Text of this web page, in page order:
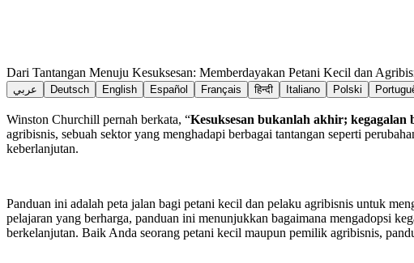
Dari Tantangan Menuju Kesuksesan: Memberdayakan Petani Kecil dan
عربي Deutsch English Español Français हिन्दी Italiano Polski
Winston Churchill pernah berkata, “Kesuksesan bukanlah akhir;
agribisnis, sebuah sektor yang menghadapi berbagai tantangan seperti
keberlanjutan.
Panduan ini adalah peta jalan bagi petani kecil dan pelaku agribisnis untuk
pelajaran yang berharga, panduan ini menunjukkan bagaimana mengadopsi
berkelanjutan. Baik Anda seorang petani kecil maupun pemilik agribisnis,